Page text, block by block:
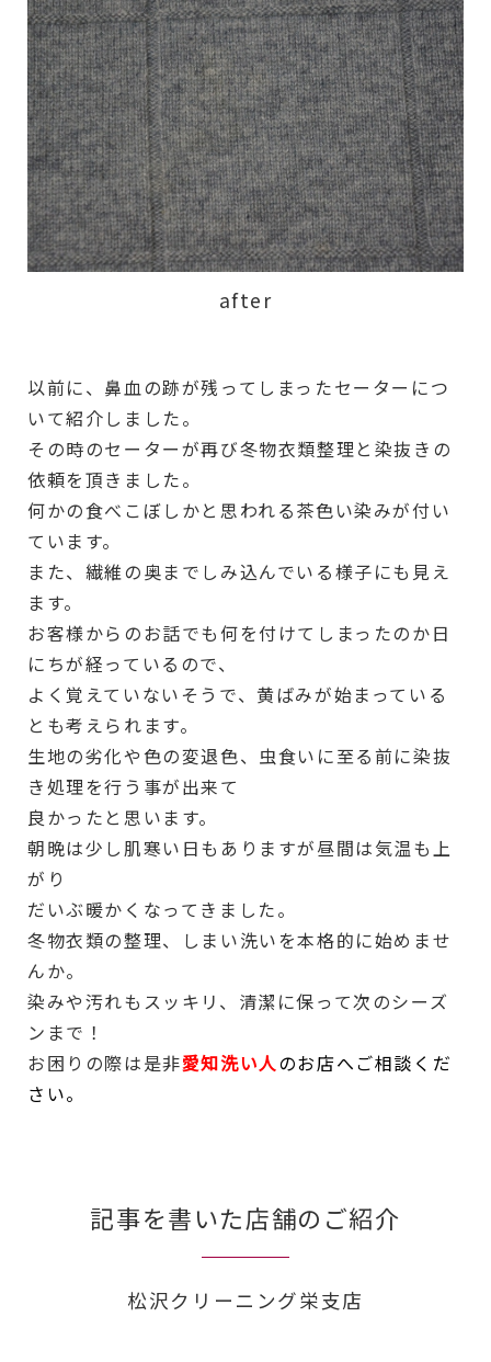
after
以前に、鼻血の跡が残ってしまったセーターにつ
いて紹介しました。
その時のセーターが再び冬物衣類整理と染抜きの
依頼を頂きました。
何かの食べこぼしかと思われる茶色い染みが付い
ています。
また、繊維の奥までしみ込んでいる様子にも見え
ます。
お客様からのお話でも何を付けてしまったのか日
にちが経っているので、
よく覚えていないそうで、黄ばみが始まっている
とも考えられます。
生地の劣化や色の変退色、虫食いに至る前に染抜
き処理を行う事が出来て
良かったと思います。
朝晩は少し肌寒い日もありますが昼間は気温も上
がり
だいぶ暖かくなってきました。
冬物衣類の整理、しまい洗いを本格的に始めませ
んか。
染みや汚れもスッキリ、清潔に保って次のシーズ
ンまで！
お困りの際は是非愛知洗い人のお店へご相談くだ
さい。
記事を書いた店舗のご紹介
松沢クリーニング栄支店